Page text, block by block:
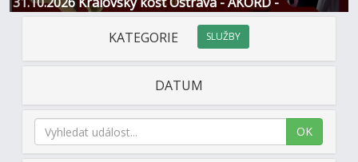
Restaurace a Hotel
KATEGORIE SLUŽBY
DATUM
OK